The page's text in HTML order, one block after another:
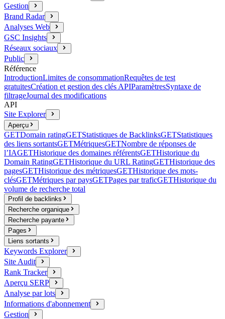
Gestion
Brand Radar
Analyses Web
GSC Insights
Réseaux sociaux
Public
Référence
IntroductionLimites de consommationRequêtes de test
gratuitesCréation et gestion des clés APIParamètresSyntaxe de
filtrageJournal des modifications
API
Site Explorer
Aperçu
GETDomain ratingGETStatistiques de BacklinksGETStatistiques
des liens sortantsGETMétriquesGETNombre de réponses de
l’IAGETHistorique des domaines référentsGETHistorique du
Domain RatingGETHistorique du URL RatingGETHistorique des
pagesGETHistorique des métriquesGETHistorique des mots-
clésGETMétriques par paysGETPages par traficGETHistorique du
volume de recherche total
Profil de backlinks
Recherche organique
Recherche payante
Pages
Liens sortants
Keywords Explorer
Site Audit
Rank Tracker
Aperçu SERP
Analyse par lots
Informations d'abonnement
Gestion